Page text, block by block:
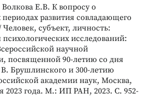
Е.В. К вопросу о
развития совладающего
Человек, субъект, личность:
исследований:
научной
посвященной 90-летию со дня
Брушлинского и 300-летию
академии наук, Москва,
2023 года. М.: ИП РАН, 2023. С. 952-